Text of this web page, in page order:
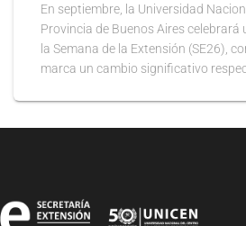
En septiembre, la Universidad
Provincia de Buenos Aires celebrará
la Semana de la Extensión (SE26),
marca un cambio significativo